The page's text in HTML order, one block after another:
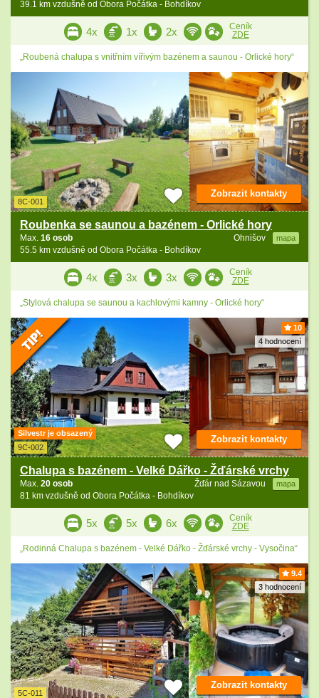
39.1 km vzdušně od Obora Počátka - Bohdíkov
4x 1x 2x
Ceník
ZDE
„Roubená chalupa s vnitřním vířivým bazénem a saunou - Orlické hory“
8C-001
Roubenka se saunou a bazénem - Orlické hory
Ohnišov mapa
Max. 16 osob
55.5 km vzdušně od Obora Počátka - Bohdíkov
Zobrazit kontakty
4x 3x 3x
Ceník
ZDE
„Stylová chalupa se saunou a kachlovými kamny - Orlické hory“
10
4 hodnocení
Silvestr je obsazený
9C-002
Chalupa s bazénem - Velké Dářko - Žďárské vrchy
Žďár nad Sázavou mapa
Max. 20 osob
81 km vzdušně od Obora Počátka - Bohdíkov
Zobrazit kontakty
5x 5x 6x
Ceník
ZDE
„Rodinná Chalupa s bazénem - Velké Dářko - Žďárské vrchy - Vysočina“
9.4
3 hodnocení
5C-011
Zobrazit kontakty